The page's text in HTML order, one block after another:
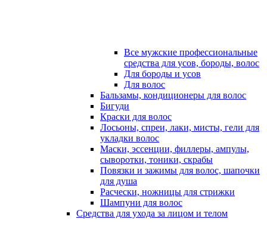
Все мужские профессиональные
средства для усов, бороды, волос
Для бороды и усов
Для волос
Бальзамы, кондиционеры для волос
Бигуди
Краски для волос
Лосьоны, спреи, лаки, мисты, гели для
укладки волос
Маски, эссенции, филлеры, ампулы,
сыворотки, тоники, скрабы
Повязки и зажимы для волос, шапочки
для душа
Расчески, ножницы для стрижки
Шампуни для волос
Средства для ухода за лицом и телом